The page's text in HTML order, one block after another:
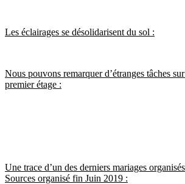
Les éclairages se désolidarisent du sol :
Nous pouvons remarquer d’étranges tâches
premier étage :
Une trace d’un des derniers mariages
Sources organisé fin Juin 2019 :